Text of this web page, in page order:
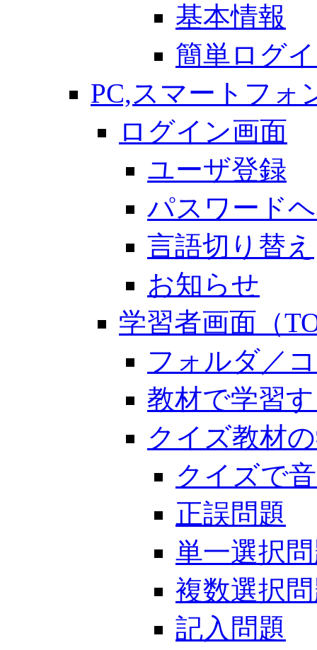
基本情報
簡単ログ
PC,スマートフォ
ログイン画面
ユーザ登録
パスワード
言語切り替え
お知らせ
学習者画面（
フォルダ／
教材で学習
クイズ教材
クイズで
正誤問題
単一選択
複数選択
記入問題